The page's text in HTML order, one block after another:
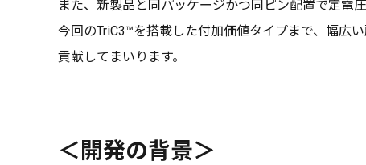
また、新製品と同パッケージかつ同ピン配置で定電
今回のTriC3™を搭載した付加価値タイプまで、幅広
貢献してまいります。
＜開発の背景＞